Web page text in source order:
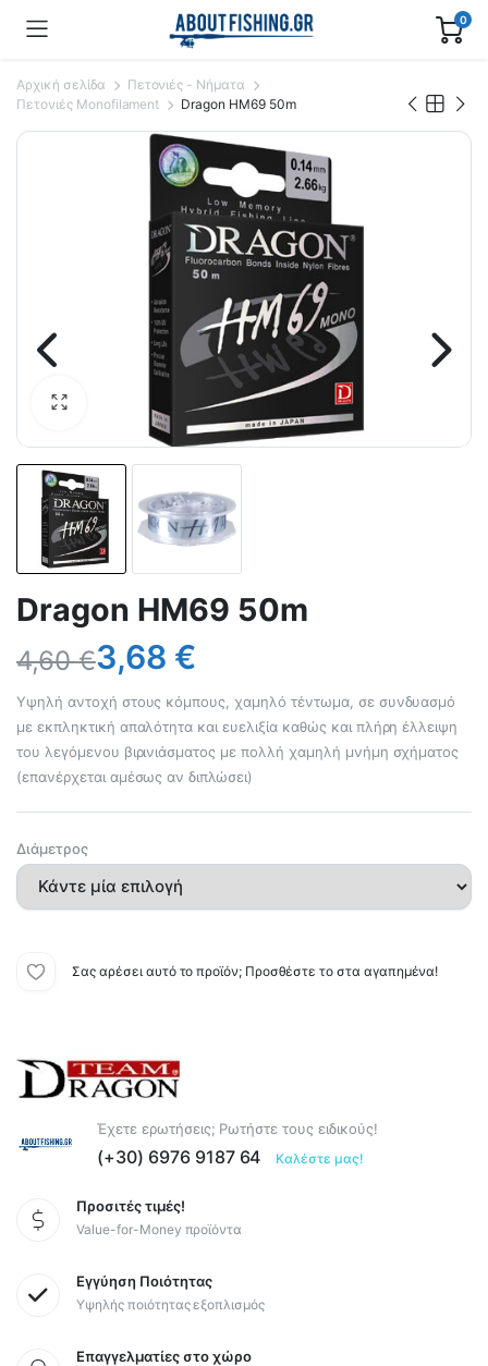
0
Αρχική σελίδα
Πετονιές - Νήματα
Πετονιές Monofilament
Dragon ΗΜ69 50m
Dragon ΗΜ69 50m
4,60€3,68 €
Yψηλή αντοχή στους κόμπους, χαμηλό τέντωμα, σε συνδυασμό
με εκπληκτική απαλότητα και ευελιξία καθώς και πλήρη έλλειψη
του λεγόμενου βιρινιάσματος με πολλή χαμηλή μνήμη σχήματος
(επανέρχεται αμέσως αν διπλώσει)
Διάμετρος
Σας αρέσει αυτό το προϊόν; Προσθέστε το στα αγαπημένα!
Έχετε ερωτήσεις; Ρωτήστε τους ειδικούς!
(+30) 6976 9187 64 Καλέστε μας!
Προσιτές τιμές!
Value-for-Money προϊόντα
Εγγύηση Ποιότητας
Υψηλής ποιότητας εξοπλισμός
Επαγγελματίες στο χώρο